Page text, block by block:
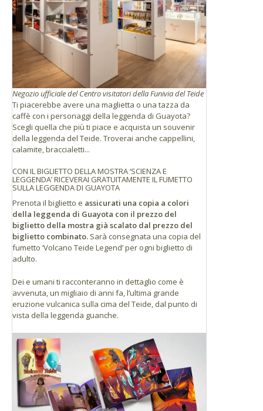
Negozio ufficiale del Centro visitatori della Funivia del Teide
Ti piacerebbe avere una maglietta o una tazza da
caffè con i personaggi della leggenda di Guayota?
Scegli quella che più ti piace e acquista un souvenir
della leggenda del Teide. Troverai anche cappellini,
calamite, braccialetti...
CON IL BIGLIETTO DELLA MOSTRA ‘SCIENZA E
LEGGENDA’ RICEVERAI GRATUITAMENTE IL FUMETTO
SULLA LEGGENDA DI GUAYOTA
Prenota il biglietto e assicurati una copia a colori
della leggenda di Guayota con il prezzo del
biglietto della mostra già scalato dal prezzo del
biglietto combinato. Sarà consegnata una copia del
fumetto ‘Volcano Teide Legend’ per ogni biglietto di
adulto.
Dei e umani ti racconteranno in dettaglio come è
avvenuta, un migliaio di anni fa, l’ultima grande
eruzione vulcanica sulla cima del Teide, dal punto di
vista della leggenda guanche.